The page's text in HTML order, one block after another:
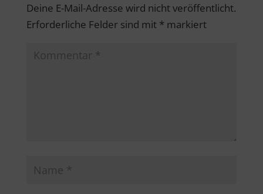
Deine E-Mail-Adresse wird nicht veröffentlicht.
Erforderliche Felder sind mit *markiert